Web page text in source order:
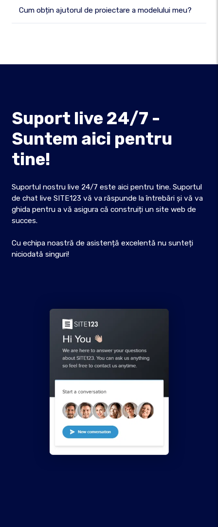
Cum obțin ajutorul de proiectare a modelului meu?
Suport live 24/7 -
Suntem aici pentru
tine!
Suportul nostru live 24/7 este aici pentru tine. Suportul
de chat live SITE123 vă va răspunde la întrebări și vă va
ghida pentru a vă asigura că construiți un site web de
succes.
Cu echipa noastră de asistență excelentă nu sunteți
niciodată singuri!